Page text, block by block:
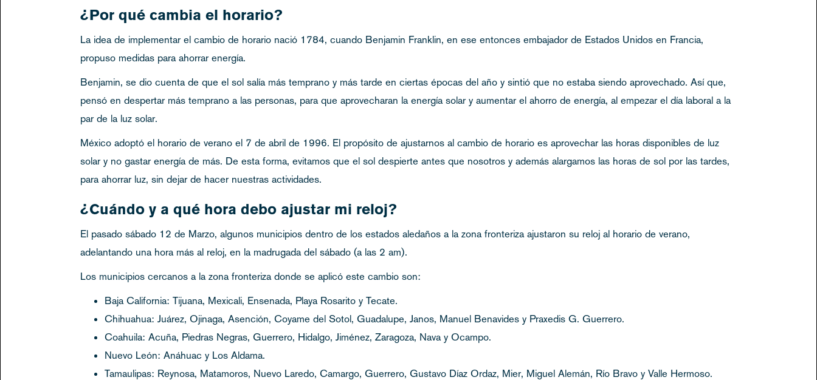
¿Por qué cambia el horario?
La idea de implementar el cambio de horario nació 1784, cuando Benjamin Franklin, en ese entonces embajador de Estados Unidos en Francia,
propuso medidas para ahorrar energía.
Benjamin, se dio cuenta de que el sol salía más temprano y más tarde en ciertas épocas del año y sintió que no estaba siendo aprovechado. Así que,
pensó en despertar más temprano a las personas, para que aprovecharan la energía solar y aumentar el ahorro de energía, al empezar el día laboral a la
par de la luz solar.
México adoptó el horario de verano el 7 de abril de 1996. El propósito de ajustarnos al cambio de horario es aprovechar las horas disponibles de luz
solar y no gastar energía de más. De esta forma, evitamos que el sol despierte antes que nosotros y además alargamos las horas de sol por las tardes,
para ahorrar luz, sin dejar de hacer nuestras actividades.
¿Cuándo y a qué hora debo ajustar mi reloj?
El pasado sábado 12 de Marzo, algunos municipios dentro de los estados aledaños a la zona fronteriza ajustaron su reloj al horario de verano,
adelantando una hora más al reloj, en la madrugada del sábado (a las 2 am).
Los municipios cercanos a la zona fronteriza donde se aplicó este cambio son:
Baja California: Tijuana, Mexicali, Ensenada, Playa Rosarito y Tecate.
Chihuahua: Juárez, Ojinaga, Asención, Coyame del Sotol, Guadalupe, Janos, Manuel Benavides y Praxedis G. Guerrero.
Coahuila: Acuña, Piedras Negras, Guerrero, Hidalgo, Jiménez, Zaragoza, Nava y Ocampo.
Nuevo León: Anáhuac y Los Aldama.
Tamaulipas: Reynosa, Matamoros, Nuevo Laredo, Camargo, Guerrero, Gustavo Díaz Ordaz, Mier, Miguel Alemán, Río Bravo y Valle Hermoso.